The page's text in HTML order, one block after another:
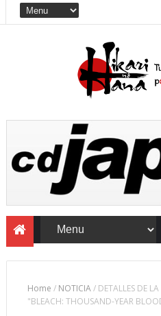
Home / NOTICIA/ DETALLES DE
"BLEACH: THOUSAND-YEAR